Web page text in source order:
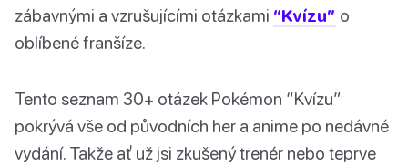
zábavnými a vzrušujícími otázkami “Kvízu” o
oblíbené franšíze.
Tento seznam 30+ otázek Pokémon “Kvízu”
pokrývá vše od původních her a anime po nedávné
vydání. Takže ať už jsi zkušený trenér nebo teprve